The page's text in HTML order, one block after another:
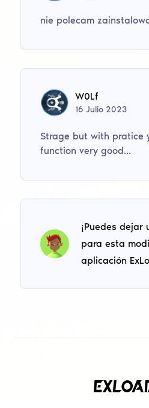
nie polecam
W0Lf
16Julio 2023
Strage but with pratice
function very good...
¡Puedes dejar
para esta
aplicación